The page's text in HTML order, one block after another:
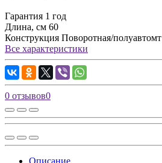
Гарантия 1 год
Длина, см 60
Конструкция Поворотная/полуавтомт
Все характеристики
0 отзывов0